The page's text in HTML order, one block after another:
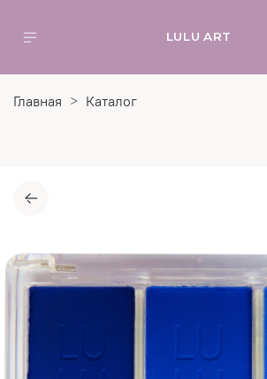
LULU ART
Главная Каталог